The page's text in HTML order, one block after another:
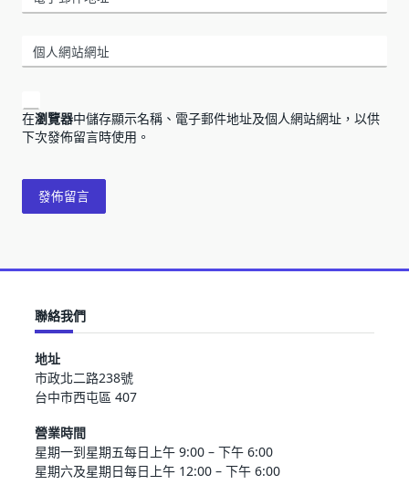
個人網站網址
在瀏覽器中儲存顯示名稱、電子郵件地址及個人網站網址，以供
下次發佈留言時使用。
聯絡我們
地址
市政北二路238號
台中市西屯區 407
營業時間
星期一到星期五每日上午 9:00 – 下午 6:00
星期六及星期日每日上午 12:00 – 下午 6:00